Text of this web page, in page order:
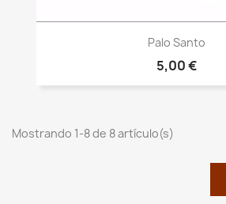
Vista rápida
Palo Santo
5,00 €
Mostrando 1-8 de 8 artículo(s)